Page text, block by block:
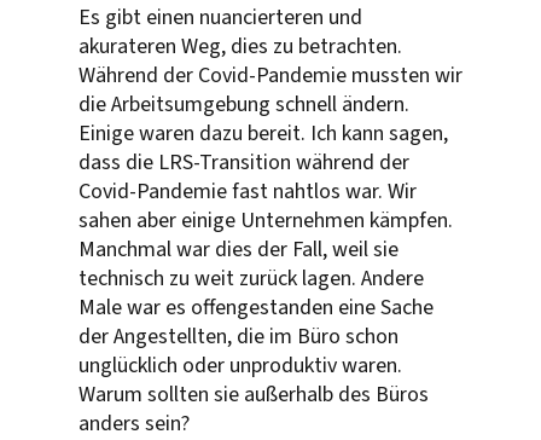
Es gibt einen nuancierteren und
akurateren Weg, dies zu betrachten.
Während der Covid-Pandemie mussten wir
die Arbeitsumgebung schnell ändern.
Einige waren dazu bereit. Ich kann sagen,
dass die LRS-Transition während der
Covid-Pandemie fast nahtlos war. Wir
sahen aber einige Unternehmen kämpfen.
Manchmal war dies der Fall, weil sie
technisch zu weit zurück lagen. Andere
Male war es offengestanden eine Sache
der Angestellten, die im Büro schon
unglücklich oder unproduktiv waren.
Warum sollten sie außerhalb des Büros
anders sein?